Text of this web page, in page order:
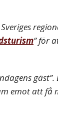
” för
emot att få